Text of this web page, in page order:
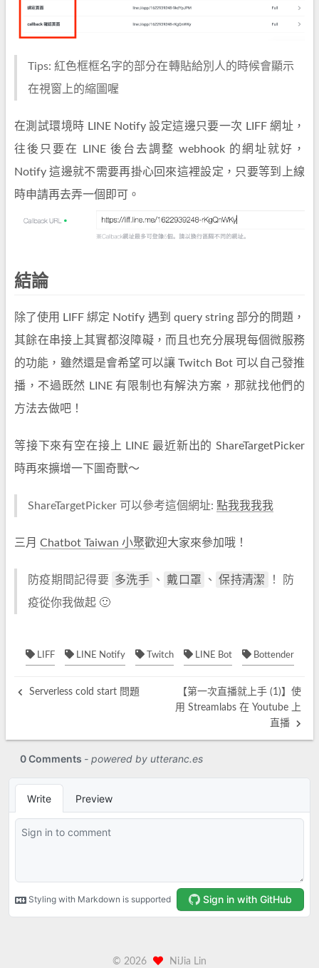
Tips: 紅色框框名字的部分在轉貼給別人的時候會顯示
在視窗上的縮圖喔
在測試環境時 LINE Notify 設定這邊只要一次 LIFF 網址，
往後只要在 LINE 後台去調整 webhook 的網址就好，
Notify 這邊就不需要再掛心回來這裡設定，只要等到上線
時申請再去弄一個即可。
結論
除了使用 LIFF 綁定 Notify 遇到 query string 部分的問題，
其餘在串接上其實都沒障礙，而且也充分展現每個微服務
的功能，雖然還是會希望可以讓 Twitch Bot 可以自己發推
播，不過既然 LINE 有限制也有解決方案，那就找他們的
方法去做吧！
等接下來有空在接上 LINE 最近新出的 ShareTargetPicker
時再來擴增一下圖奇獸～
ShareTargetPicker 可以參考這個網址: 點我我我我
三月 Chatbot Taiwan 小聚歡迎大家來參加哦！
防疫期間記得要 多洗手 、 戴口罩 、 保持清潔
！ 防
疫從你我做起 🙂
LIFF LINE Notify Twitch LINE Bot Bottender
Serverless cold start 問題
【第一次直播就上手 (1)】使
用 Streamlabs 在 Youtube 上
直播
© 2026 NiJia Lin